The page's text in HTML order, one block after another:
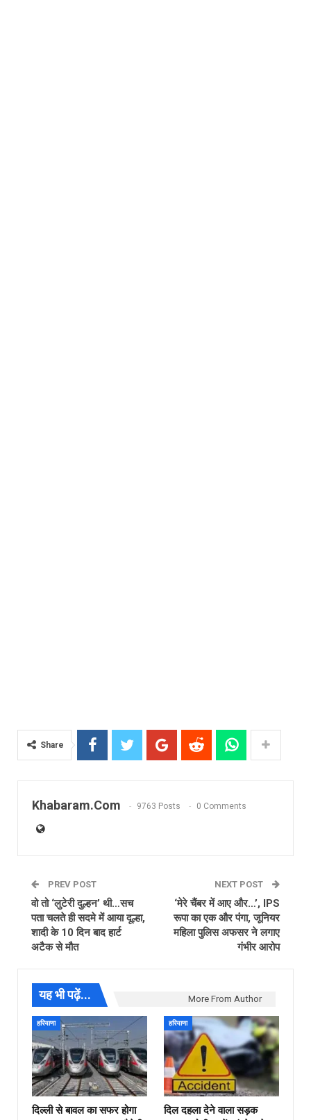
Share
Khabaram.Com 9763 Posts 0 Comments
PREV POST
वो तो ‘लुटेरी दुल्हन’ थी…सच
पता चलते ही सदमे में आया दूल्हा,
शादी के 10 दिन बाद हार्ट
अटैक से मौत
NEXT POST
‘मेरे चैंबर में आए और…’, IPS
रूपा का एक और पंगा, जूनियर
महिला पुलिस अफसर ने लगाए
गंभीर आरोप
यह भी पढ़ें... More From Author
हरियाणा
दिल्ली से बावल का सफर होगा
हरियाणा
दिल दहला देने वाला सड़क